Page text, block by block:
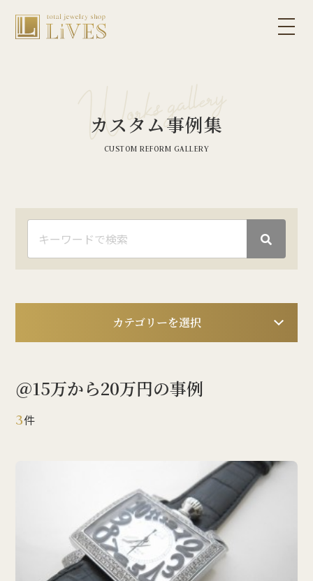
カスタム事例集
カテゴリーを選択
＠15万から20万円の事例
3件